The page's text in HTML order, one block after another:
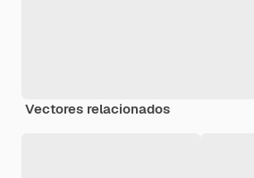
Vectores relacionados